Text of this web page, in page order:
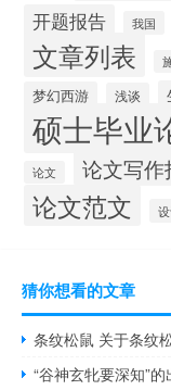
开题报告 我国
文章列表
梦幻西游 浅谈
硕士毕业
论文 论文写作
论文范文
猜你想看的文章
条纹松鼠 关于条纹
“谷神玄牝要深知”